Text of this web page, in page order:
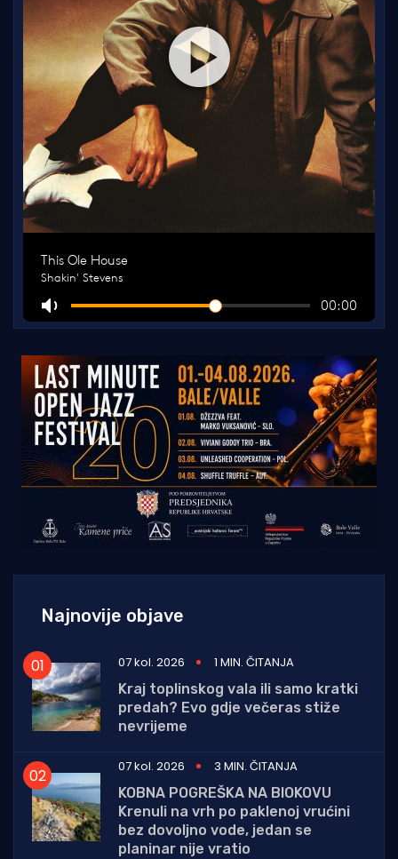
Najnovije objave
07 kol. 2026
1 MIN. ČITANJA
Kraj toplinskog vala ili samo kratki
predah? Evo gdje večeras stiže
nevrijeme
07 kol. 2026
3 MIN. ČITANJA
KOBNA POGREŠKA NA BIOKOVU
Krenuli na vrh po paklenoj vrućini
bez dovoljno vode, jedan se
planinar nije vratio